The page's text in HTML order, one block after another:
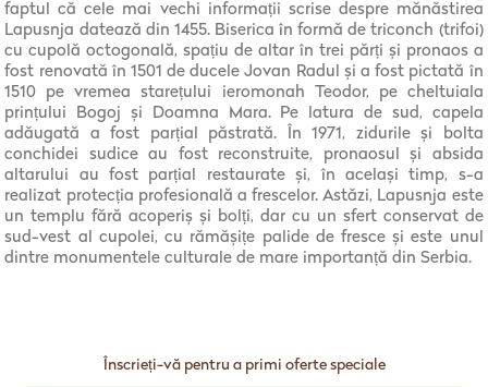
faptul că cele mai vechi informații scrise despre mănăstirea
Lapusnja datează din 1455. Biserica în formă de triconch (trifoi)
cu cupolă octogonală, spațiu de altar în trei părți și pronaos a
fost renovată în 1501 de ducele Jovan Radul și a fost pictată în
1510 pe vremea starețului ieromonah Teodor, pe cheltuiala
prințului Bogoj și Doamna Mara. Pe latura de sud, capela
adăugată a fost parțial păstrată. În 1971, zidurile și bolta
conchidei sudice au fost reconstruite, pronaosul și absida
altarului au fost parțial restaurate și, în același timp, s-a
realizat protecția profesională a frescelor. Astăzi, Lapusnja este
un templu fără acoperiș și bolți, dar cu un sfert conservat de
sud-vest al cupolei, cu rămășițe palide de fresce și este unul
dintre monumentele culturale de mare importanță din Serbia.
Înscrieți-vă pentru a primi oferte speciale